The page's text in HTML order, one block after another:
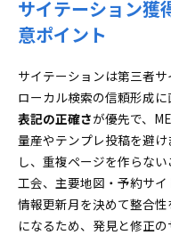
サイテーション獲
意ポイント
サイテーションは第三者サ
ローカル検索の信頼形成
表記の正確さが優先で、
量産やテンプレ投稿を避
し、重複ページを作らな
工会、主要地図・予約サ
情報更新月を決めて整合性
になるため、発見と修正